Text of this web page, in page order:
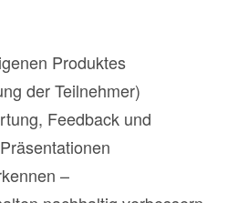
Produktes
der Teilnehmer)
Feedback und
–